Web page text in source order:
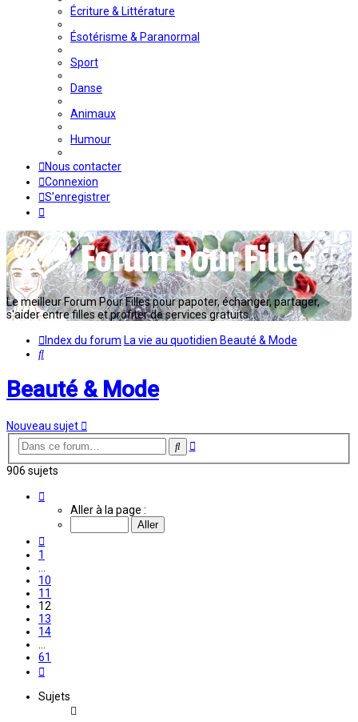
Écriture & Littérature
Ésotérisme & Paranormal
Sport
Danse
Animaux
Humour
Nous contacter
Connexion
S’enregistrer
Le meilleur Forum Pour Filles pour papoter, échanger, partager,
s'aider entre filles et profiter de services gratuits...
Index du forum La vie au quotidien Beauté & Mode
Rechercher
Beauté & Mode
Nouveau sujet
Rechercher
Recherche
906 sujets
Aller à la page :
1
10
11
12
13
14
61
Sujets